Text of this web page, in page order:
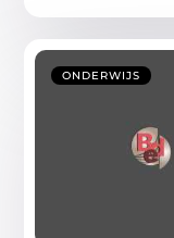
ONDERWIJS